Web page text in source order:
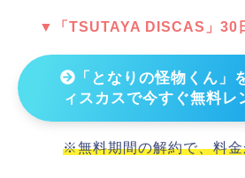
▼「TSUTAYA DISCAS」30
「となりの怪物くん」
ィスカスで今すぐ無料レ
※無料期間の解約で、料